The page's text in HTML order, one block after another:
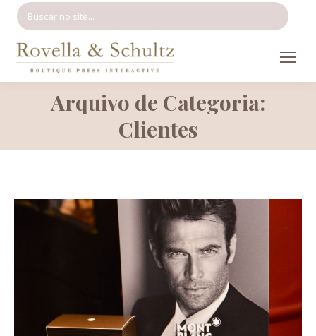
Arquivo de Categoria:
Clientes
Você está aqui: